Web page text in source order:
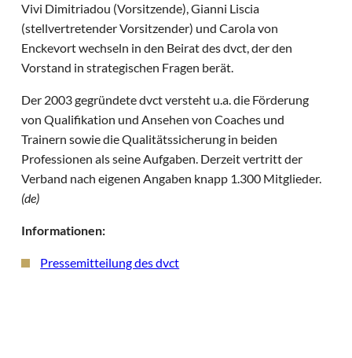
Vivi Dimitriadou (Vorsitzende), Gianni Liscia
(stellvertretender Vorsitzender) und Carola von
Enckevort wechseln in den Beirat des dvct, der den
Vorstand in strategischen Fragen berät.
Der 2003 gegründete dvct versteht u.a. die Förderung
von Qualifikation und Ansehen von Coaches und
Trainern sowie die Qualitätssicherung in beiden
Professionen als seine Aufgaben. Derzeit vertritt der
Verband nach eigenen Angaben knapp 1.300 Mitglieder.
(de)
Informationen:
Pressemitteilung des dvct